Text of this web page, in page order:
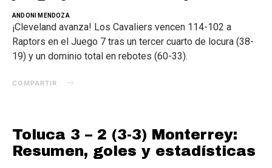
ANDONI MENDOZA
¡Cleveland avanza! Los Cavaliers vencen 114-102 a
Raptors en el Juego 7 tras un tercer cuarto de locura (38-
19) y un dominio total en rebotes (60-33).
COMPARTIR
Toluca 3 – 2 (3-3) Monterrey:
Resumen, goles y estadísticas